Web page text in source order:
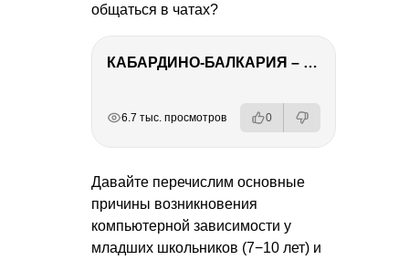
общаться в чатах?
КАБАРДИНО-БАЛКАРИЯ – ПУТЕШЕСТВИЕ НА КАВКАЗ часть 3
6.7 тыс. просмотров 0
Давайте перечислим основные
причины возникновения
компьютерной зависимости у
младших школьников (7−10 лет) и